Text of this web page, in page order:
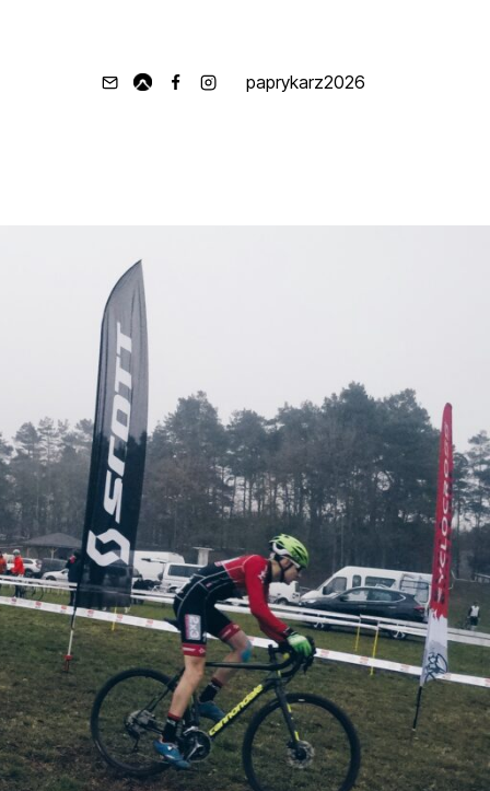
paprykarz2026